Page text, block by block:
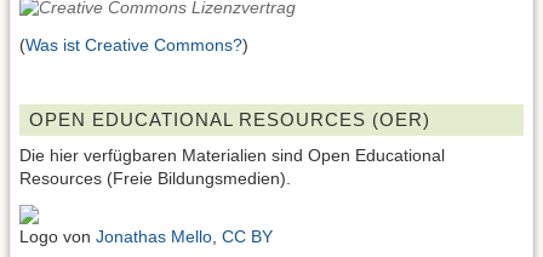
(Was ist Creative Commons?)
OPEN EDUCATIONAL RESOURCES (OER)
Die hier verfügbaren Materialien sind Open Educational
Resources (Freie Bildungsmedien).
Logo von Jonathas Mello CC BY